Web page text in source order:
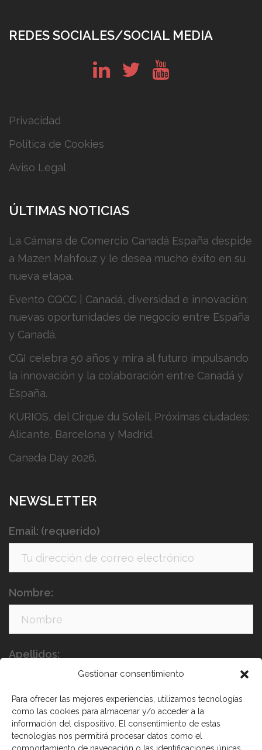
Gestionar consentimiento
Para ofrecer las mejores experiencias, utilizamos tecnologías
como las cookies para almacenar y/o acceder a la
información del dispositivo. El consentimiento de estas
tecnologías nos permitirá procesar datos como el
REDES SOCIALES/SOCIAL MEDIA
Privacidad
Política de Cookies
Aviso Legal
ÚLTIMAS NOTICIAS
La Cámara de Comercio Canadá España despide
a Mazen Mahfouz y le desea mucho éxito en su
nueva etapa.
Evento CQCC | Canadá, diversidad e innovación:
nuevas oportunidades de negocio entre España
y Canadá.
CGI celebra 50 años y mira al futuro impulsando
la innovación y la colaboración entre Canadá y
España.
KURIOS, del Cirque du Soleil. Próximas ciudades:
Alicante, Barcelona y Madrid.
Canada Day 2026.
NEWSLETTER
Email: (requerido)
Nombre:
Apellidos: